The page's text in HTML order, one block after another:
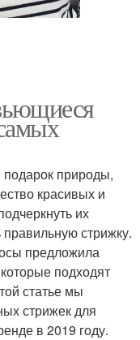
природы,
красивых и
их
стрижку.
предложила
подходят
статье мы
стрижек для
в 2019 году.